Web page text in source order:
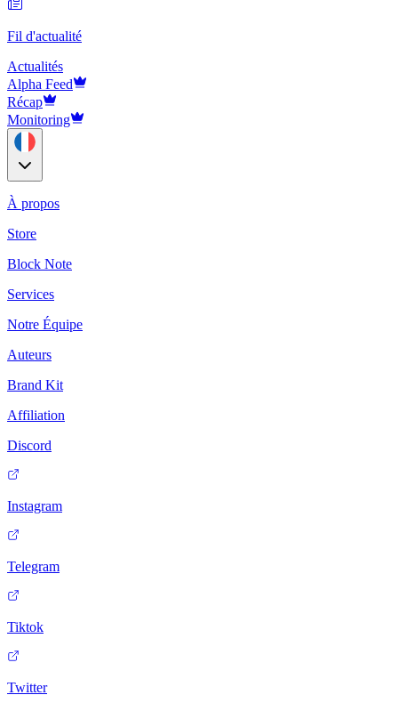
Fil d'actualité
Actualités
Alpha Feed
Récap
Monitoring
À propos
Store
Block Note
Services
Notre Équipe
Auteurs
Brand Kit
Affiliation
Discord
Instagram
Telegram
Tiktok
Twitter